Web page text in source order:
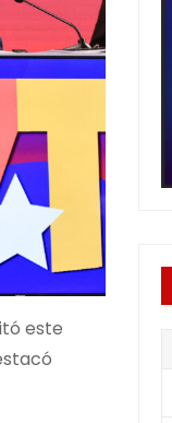
este